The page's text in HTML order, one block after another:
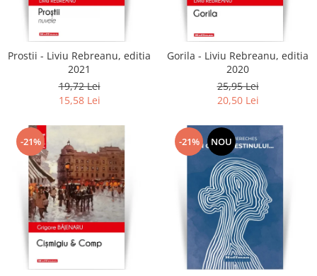
Literatura
Clasica
Contemporana
Universala
Non-fictiune
Calatorii
Memorii
Publicistica / Reportaje / Interviuri
Stiinte umaniste
Istorie
Sociologie si filozofie
Prostii - Liviu Rebreanu, editia
2021
19,72 Lei
15,58 Lei
Gorila - Liviu Rebreanu, editia
2020
25,95 Lei
20,50 Lei
-21% -21% NOU